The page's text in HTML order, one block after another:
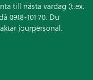
till nästa vardag (t.ex.
0918-101 70. Du
jourpersonal.